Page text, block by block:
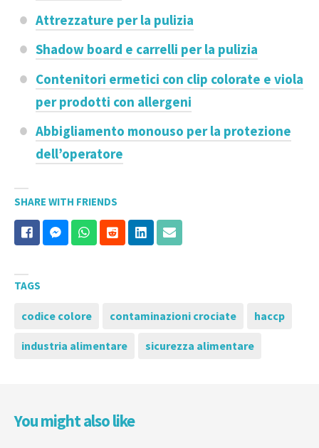
Attrezzature per la pulizia
Shadow board e carrelli per la pulizia
Contenitori ermetici con clip colorate e viola
per prodotti con allergeni
Abbigliamento monouso per la protezione
dell’operatore
SHARE WITH FRIENDS
TAGS
codice colore contaminazioni crociate haccp
industria alimentare sicurezza alimentare
You might also like